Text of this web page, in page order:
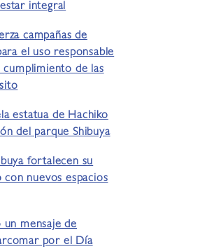
integral
campañas de
el uso responsable
cumplimiento de las
estatua de Hachiko
del parque Shibuya
fortalecen su
nuevos espacios
mensaje de
por el Día